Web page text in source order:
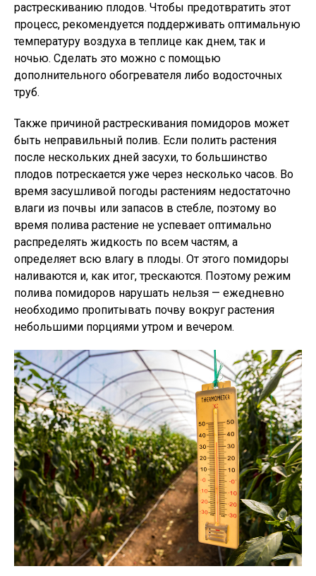
растрескиванию плодов. Чтобы предотвратить этот
процесс, рекомендуется поддерживать оптимальную
температуру воздуха в теплице как днем, так и
ночью. Сделать это можно с помощью
дополнительного обогревателя либо водосточных
труб.
Также причиной растрескивания помидоров может
быть неправильный полив. Если полить растения
после нескольких дней засухи, то большинство
плодов потрескается уже через несколько часов. Во
время засушливой погоды растениям недостаточно
влаги из почвы или запасов в стебле, поэтому во
время полива растение не успевает оптимально
распределять жидкость по всем частям, а
определяет всю влагу в плоды. От этого помидоры
наливаются и, как итог, трескаются. Поэтому режим
полива помидоров нарушать нельзя — ежедневно
необходимо пропитывать почву вокруг растения
небольшими порциями утром и вечером.